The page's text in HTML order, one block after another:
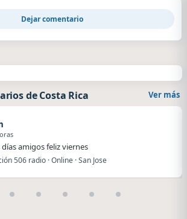
Dejar comentario
de Costa Rica Ver más
días amigos feliz viernes
506 radio · Online · San Jose